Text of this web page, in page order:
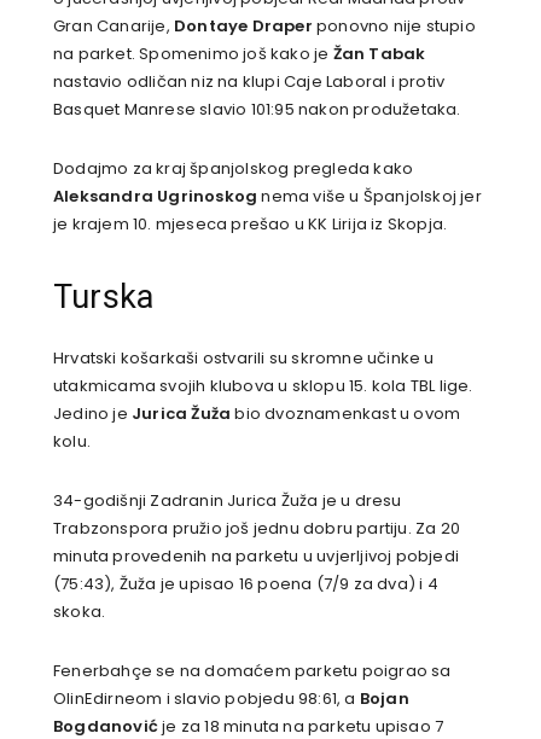
Gran Canarije, Dontaye Draper ponovno nije stupio
na parket. Spomenimo još kako je Žan Tabak
nastavio odličan niz na klupi Caje Laboral i protiv
Basquet Manrese slavio 101:95 nakon produžetaka.
Dodajmo za kraj španjolskog pregleda kako
Aleksandra Ugrinoskog nema više u Španjolskoj jer
je krajem 10. mjeseca prešao u KK Lirija iz Skopja.
Turska
Hrvatski košarkaši ostvarili su skromne učinke u
utakmicama svojih klubova u sklopu 15. kola TBL lige.
Jedino je Jurica Žuža bio dvoznamenkast u ovom
kolu.
34-godišnji Zadranin Jurica Žuža je u dresu
Trabzonspora pružio još jednu dobru partiju. Za 20
minuta provedenih na parketu u uvjerljivoj pobjedi
(75:43), Žuža je upisao 16 poena (7/9 za dva) i 4
skoka.
Fenerbahçe se na domaćem parketu poigrao sa
OlinEdirneom i slavio pobjedu 98:61, a Bojan
Bogdanovićje za 18 minuta na parketu upisao 7